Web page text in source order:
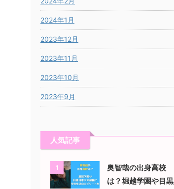
2024年1月
2023年12月
2023年11月
2023年10月
2023年9月
人気記事
1
奥智哉の出身高校
は？堀越学園や目黒